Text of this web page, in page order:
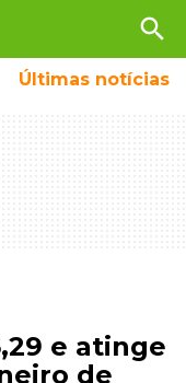
search
Últimas notícias
e atinge
de